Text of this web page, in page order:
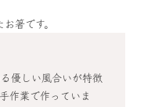
箸です。
優しい風合いが特徴
作業で作っていま